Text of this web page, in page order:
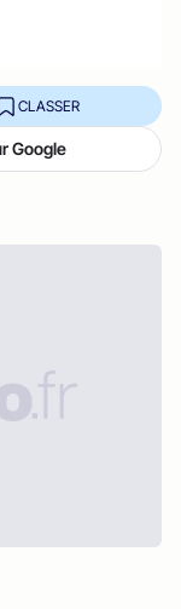
CLASSER
Google